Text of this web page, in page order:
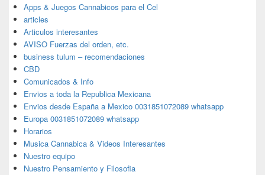
Apps & Juegos Cannabicos para el Cel
articles
Articulos interesantes
AVISO Fuerzas del orden, etc.
business tulum – recomendaciones
CBD
Comunicados & Info
Envios a toda la Republica Mexicana
Envios desde España a Mexico 0031851072089 whatsapp
Europa 0031851072089 whatsapp
Horarios
Musica Cannabica & Videos Interesantes
Nuestro equipo
Nuestro Pensamiento y Filosofia